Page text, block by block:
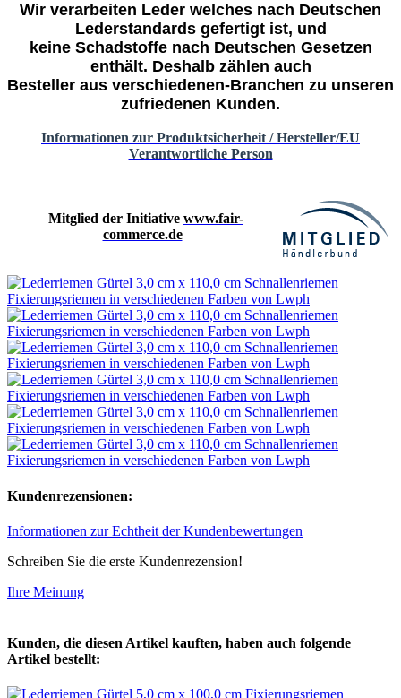
Wir verarbeiten Leder welches nach Deutschen
Lederstandards gefertigt ist, und
keine Schadstoffe nach Deutschen Gesetzen
enthält. Deshalb zählen auch
Besteller aus verschiedenen-Branchen zu unseren
zufriedenen Kunden.
Informationen zur Produktsicherheit / Hersteller/EU
Verantwortliche Person
Mitglied der Initiative www.fair-
commerce.de
Kundenrezensionen:
Informationen zur Echtheit der Kundenbewertungen
Schreiben Sie die erste Kundenrezension!
Ihre Meinung
Kunden, die diesen Artikel kauften, haben auch folgende
Artikel bestellt: